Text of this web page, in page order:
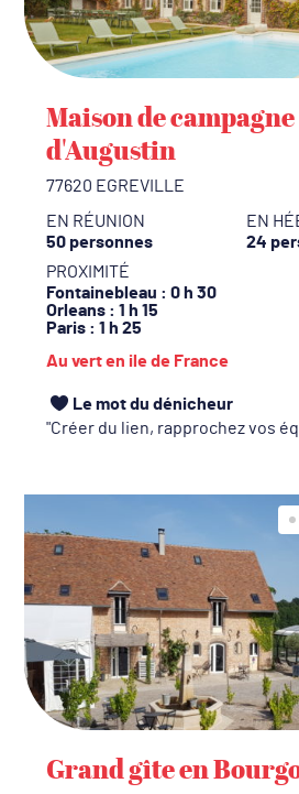
Maison de campagne
d'Augustin
77620 EGREVILLE
EN RÉUNION
50 personnes
EN
24
PROXIMITÉ
Fontainebleau : 0 h 30
Orleans : 1 h 15
Paris : 1 h 25
Au vert en ile de France
Le mot du dénicheur
Créer du lien, rapprochez vos
Grand gîte en